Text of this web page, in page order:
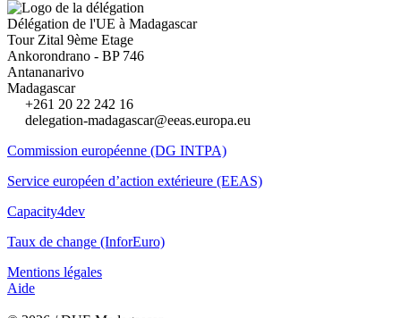
Délégation de l'UE à Madagascar
Tour Zital 9ème Etage
Ankorondrano - BP 746
Antananarivo
Madagascar
+261 20 22 242 16
delegation-madagascar@eeas.europa.eu
Commission européenne (DG INTPA)
Service européen d’action extérieure (EEAS)
Capacity4dev
Taux de change (InforEuro)
Mentions légales
Aide